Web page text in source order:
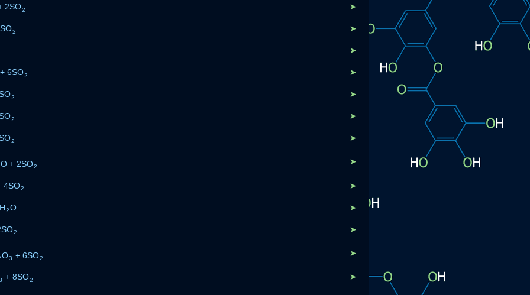
2SO2 ➤
2 ➤
➤
+ 6SO2 ➤
2 ➤
2 ➤
2 ➤
O + 2SO2
➤
4SO2 ➤
2O ➤
2 ➤
O3 + 6SO2
➤
+ 8SO2 ➤